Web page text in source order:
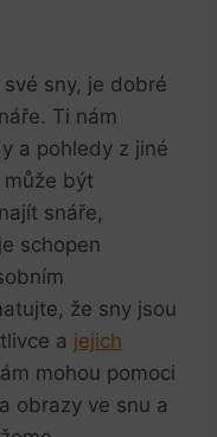
⁢sny,⁤ je dobré
Ti nám
a pohledy ⁢z ​jiné
být
snáře,
schopen
⁢že sny jsou​
a⁢ jejich
mohou pomoci
obrazy ve snu a⁢